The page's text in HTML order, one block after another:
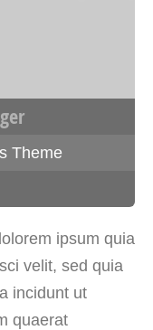
Theme
ipsum quia
velit, sed quia
incidunt ut
quaerat